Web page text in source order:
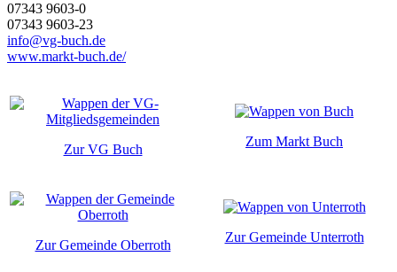
07343 9603-0
07343 9603-23
info@vg-buch.de
www.markt-buch.de/
Zur VG Buch
Zum Markt Buch
Zur Gemeinde Oberroth
Zur Gemeinde Unterroth